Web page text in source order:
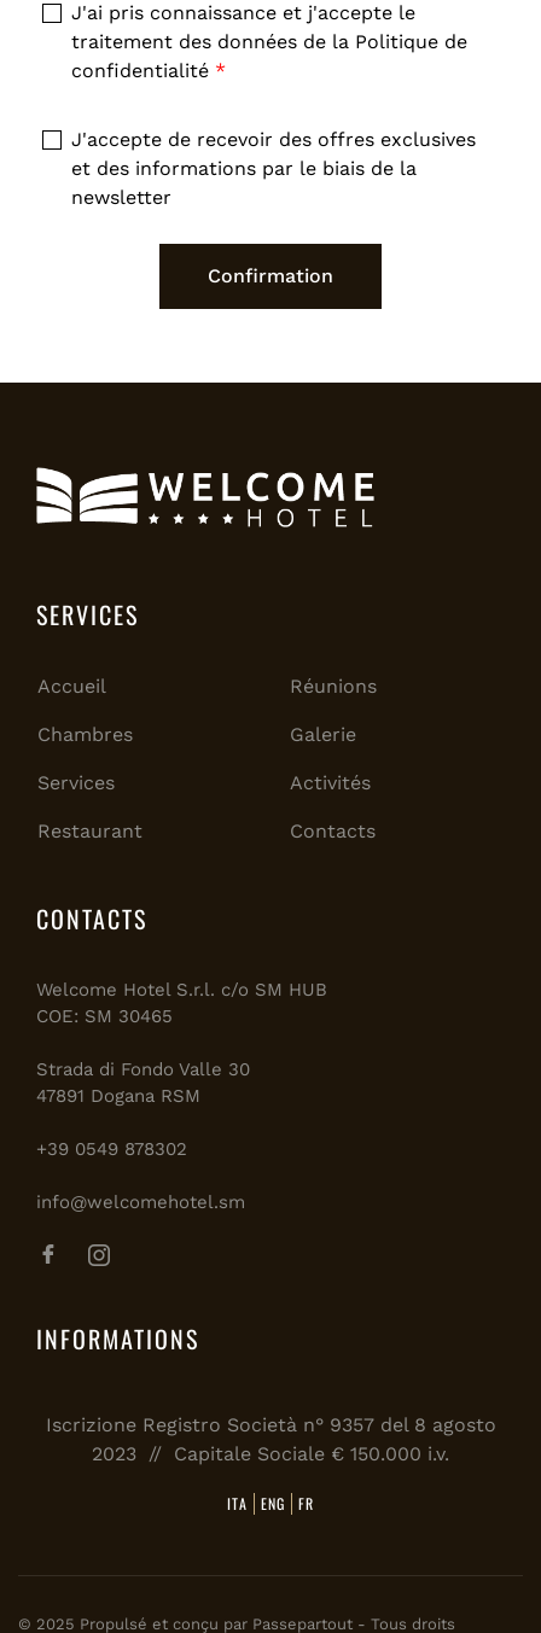
J'ai pris connaissance et j'accepte le
traitement des données de la Politique de
confidentialité *
J'accepte de recevoir des offres exclusives
et des informations par le biais de la
newsletter
SERVICES
Accueil
Chambres
Services
Restaurant
Réunions
Galerie
Activités
Contacts
CONTACTS
Welcome Hotel S.r.l. c/o SM HUB
COE: SM 30465
Strada di Fondo Valle 30
47891 Dogana RSM
+39 0549 878302
info@welcomehotel.sm
INFORMATIONS
Iscrizione Registro Società n° 9357 del 8 agosto
2023 // Capitale Sociale € 150.000 i.v.
ITA ENG FR
© 2025 Propulsé et conçu par Passepartout - Tous droits